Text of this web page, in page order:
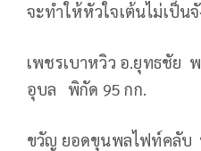
จะทำให้หัวใจเต้นไม่เป็น
เพชรเบาหวิว อ.ยุทธชัย
อุบล พิกัด 95 กก.
ขวัญ ยอดขุนพลไฟท์คลับ